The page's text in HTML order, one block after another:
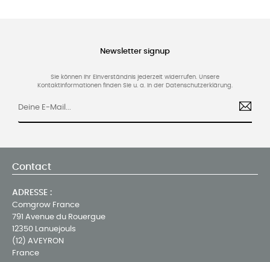
Newsletter signup
Sie können Ihr Einverständnis jederzeit widerrufen. Unsere
Kontaktinformationen finden Sie u. a. in der Datenschutzerklärung.
Contact
ADRESSE :
Comgrow France
791 Avenue du Rouergue
12350 Lanuejouls
(12) AVEYRON
France